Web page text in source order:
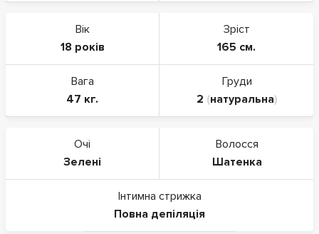
Вік
18 років
Зріст
165 см.
Вага
47 кг.
Груди
2 (натуральна)
Очі
Зелені
Волосся
Шатенка
Інтимна стрижка
Повна депіляція